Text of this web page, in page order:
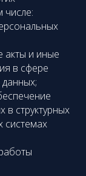
числе:
акты и иные
в сфере
в структурных
системах